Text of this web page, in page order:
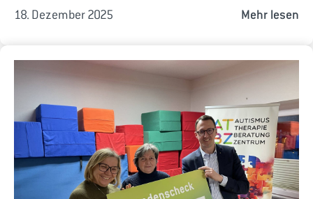
18. Dezember 2025 Mehr lesen